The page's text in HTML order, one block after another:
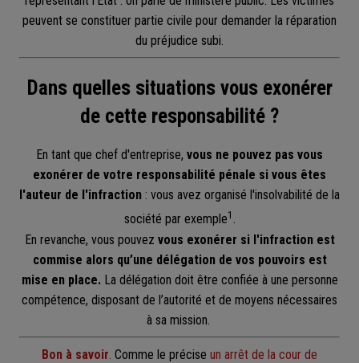
peuvent se constituer partie civile pour demander la réparation
du préjudice subi.
Dans quelles situations vous exonérer
de cette responsabilité ?
En tant que chef d'entreprise, vous ne pouvez pas vous
exonérer de votre responsabilité pénale si vous êtes
l'auteur de l'infraction : vous avez organisé l'insolvabilité de la
société par exemple1 .
En revanche, vous pouvez vous exonérer si l'infraction est
commise alors qu’une délégation de vos pouvoirs est
mise en place. La délégation doit être confiée à une personne
compétence, disposant de l’autorité et de moyens nécessaires
à sa mission.
Bon à savoir Comme le précise un arrêt de la cour de